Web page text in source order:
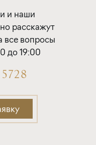
и наши
расскажут
все вопросы
до 19:00